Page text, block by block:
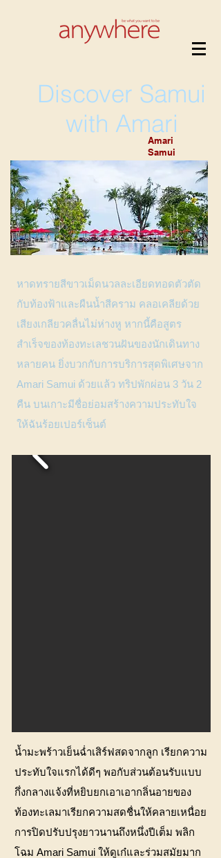
Discover Samui
with Amari
Amari
Samui
หาดทรายสีขาวเม็ดนวลละเอียดทอดตัวตัด
กับท้องฟ้าและผืนน้ำสีคราม คลอเคลียด้วย
เสียงเกลียวคลื่นไม่ห่างหู หากนี้คือสูตร
สำเร็จของท้องทะเลชวนฝันของนักเดินทาง
หลายคน ยิ่งบวกกับการบริการสุดพิเศษจาก
Amari Samui ด้วยแล้ว ทริปพักผ่อน 3 วัน 2
คืน บนเกาะมีชื่อย่อมสร้างความประทับใจ
ให้ฉันร้อยเปอร์เซ็นต์
น้ำมะพร้าวเย็นฉ่ำเสิร์ฟสดจากลูก เรียกความ
ประทับใจแรกได้ดีๆ พอกับส่วนต้อนรับแบบ
กึ่งกลางแจ้งที่หยิบยกเอาเอากลิ่นอายของ
ท้องทะเลมาเรียกความสดชื่นให้คลายเหนื่อย
การปิดปรับปรุงยาวนานถึงหนึ่งปีเต็ม พลิก
โฉม Amari Samui ให้ดูเก๋และร่วมสมัยมาก